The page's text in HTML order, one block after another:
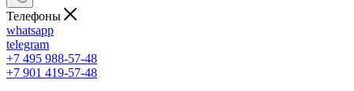
Телефоны
whatsapp
telegram
+7 495 988-57-48
+7 901 419-57-48